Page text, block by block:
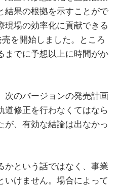
結果の根拠を示すことがで
現場の効率化に貢献できる
を開始しました。ところ
までに予想以上に時間がか
次のバージョンの発売計画
道修正を行わなくてはなら
が、有効な結論は出なかっ
かという話ではなく、事業
いけません。場合によって